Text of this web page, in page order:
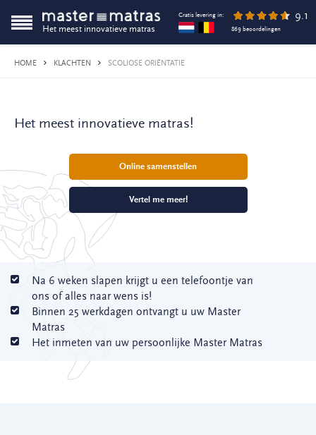
Gratis levering in:
Het meest innovatieve matras
9.1
869 beoordelingen
HOME KLACHTEN SCOLIOSE ORIËNTATIE
Het meest innovatieve matras!
Online samenstellen
Vertel me meer!
Na 6 weken slapen krijgt u een telefoontje van
ons of alles naar wens is!
Binnen 25 werkdagen ontvangt u uw Master
Matras
Het inmeten van uw persoonlijke Master Matras